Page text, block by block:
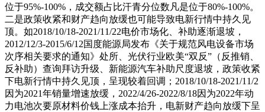
位于95%-100%，成交额占比汗青分位数凡是位于80%-100%。
二是政策收紧和财产趋向放缓也可能导致电新行情中持久见
顶。如2018/10/18-2021/11/22电价市场化、补助逐渐退坡，
2012/12/3-2015/6/12国度能源局发布《关于规范风电设备市场
次序相关要求的通知》处所、光伏行业欧美“双反”（反推销、
反补助）查询拜访升级、新能源汽车补助尺度退坡，政策收紧
下电新行情中持久见顶，呈现较着回调；2018/10/18-2021/11/2
因为2021年销量增速放缓，2022/4/26-2022/8/18因为2022年动
力电池次要原材料价钱上涨成本抬升，电新财产趋向放缓下呈